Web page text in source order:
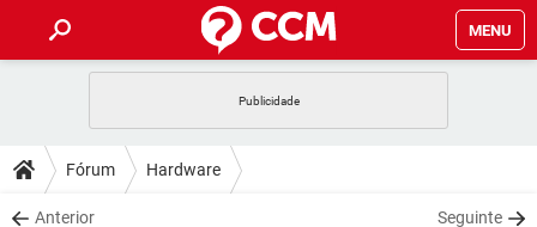
MENU
CELULAR
OUTLOOK
DICAS
JOGOS
DOWNLOADS
Fórum Hardware
Anterior Seguinte